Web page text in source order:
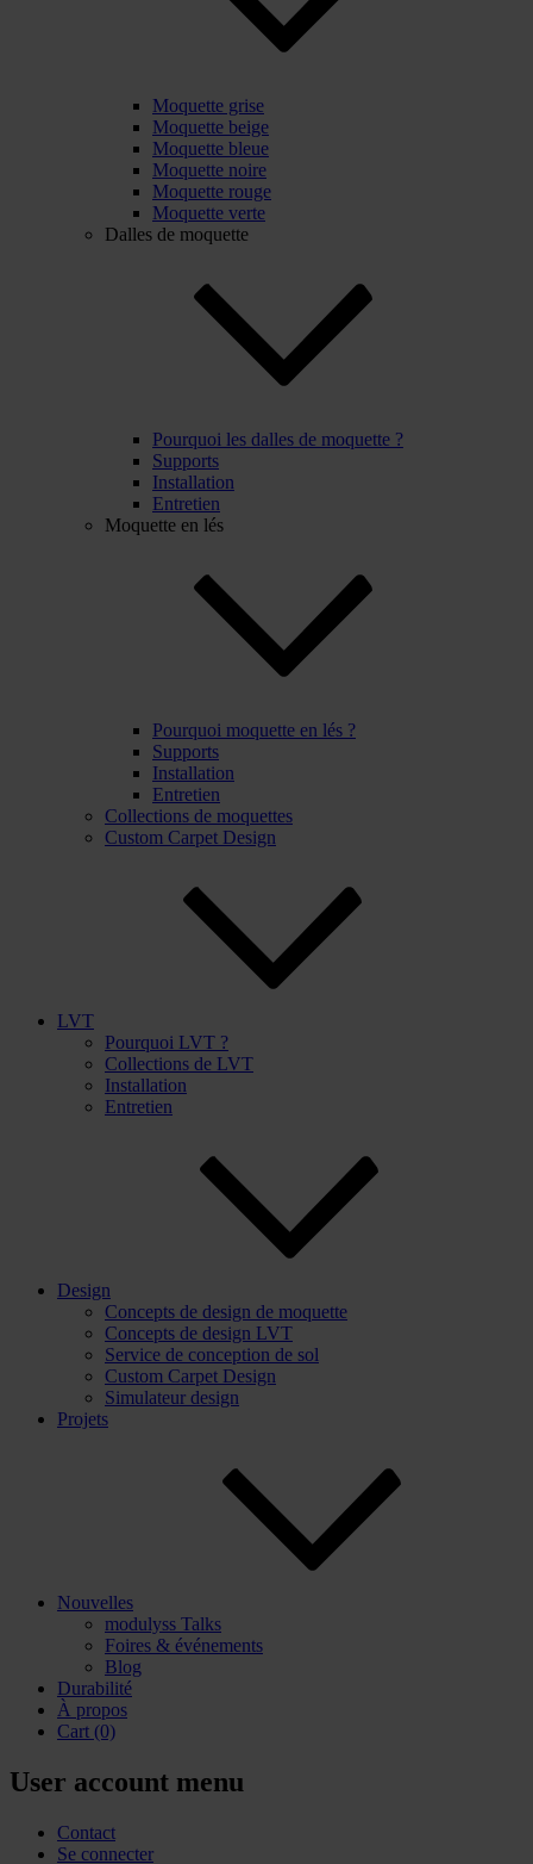
Moquette grise
Moquette beige
Moquette bleue
Moquette noire
Moquette rouge
Moquette verte
Dalles de moquette
Pourquoi les dalles de moquette ?
Supports
Installation
Entretien
Moquette en lés
Pourquoi moquette en lés ?
Supports
Installation
Entretien
Collections de moquettes
Custom Carpet Design
LVT
Pourquoi LVT ?
Collections de LVT
Installation
Entretien
Design
Concepts de design de moquette
Concepts de design LVT
Service de conception de sol
Custom Carpet Design
Simulateur design
Projets
Nouvelles
modulyss Talks
Foires & événements
Blog
Durabilité
À propos
Cart (0)
User account menu
Contact
Se connecter